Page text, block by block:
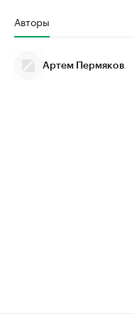
Авторы
Артем Пермяков